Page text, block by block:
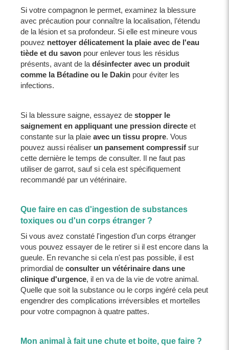
Si votre compagnon le permet, examinez la blessure
avec précaution pour connaître la localisation, l’étendu
de la lésion et sa profondeur. Si elle est mineure vous
pouvez nettoyer délicatement la plaie avec de l'eau
tiède et du savon pour enlever tous les résidus
présents, avant de la désinfecter avec un produit
comme la Bétadine ou le Dakin pour éviter les
infections.
Si la blessure saigne, essayez de stopper le
saignement en appliquant une pression directe et
constante sur la plaie avec un tissu propre. Vous
pouvez aussi réaliser un pansement compressif sur
cette dernière le temps de consulter. Il ne faut pas
utiliser de garrot, sauf si cela est spécifiquement
recommandé par un vétérinaire.
Que faire en cas d'ingestion de substances
toxiques ou d'un corps étranger ?
Si vous avez constaté l'ingestion d'un corps étranger
vous pouvez essayer de le retirer si il est encore dans la
gueule. En revanche si cela n'est pas possible, il est
primordial de consulter un vétérinaire dans une
clinique d'urgence, il en va de la vie de votre animal.
Quelle que soit la substance ou le corps ingéré cela peut
engendrer des complications irréversibles et mortelles
pour votre compagnon à quatre pattes.
Mon animal à fait une chute et boite, que faire ?